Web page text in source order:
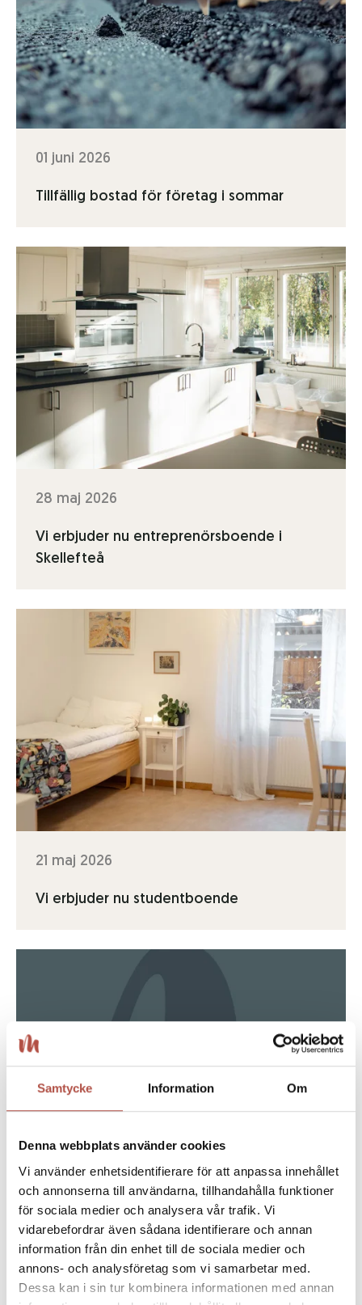
Samtycke Information Om
Denna webbplats använder cookies
Vi använder enhetsidentifierare för att anpassa innehållet
och annonserna till användarna, tillhandahålla funktioner
för sociala medier och analysera vår trafik. Vi
vidarebefordrar även sådana identifierare och annan
information från din enhet till de sociala medier och
annons- och analysföretag som vi samarbetar med.
Dessa kan i sin tur kombinera informationen med annan
01 juni 2026
Tillfällig bostad för företag i sommar
28 maj 2026
Vi erbjuder nu entreprenörsboende i
Skellefteå
21 maj 2026
Vi erbjuder nu studentboende
08 maj 2026
Sommarjobba på Medlefors i Skellefteå ♡